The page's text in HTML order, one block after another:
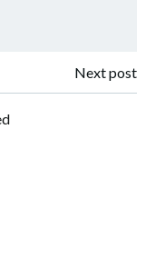
Next post